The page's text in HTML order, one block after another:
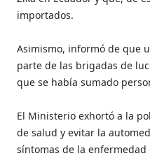
importados.
Asimismo, informó de que
parte de las brigadas de
que se había sumado
El Ministerio exhortó a la
de salud y evitar la
síntomas de la